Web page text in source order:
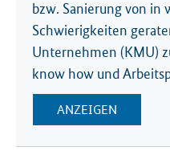
bzw. Sanierung von in
Schwierigkeiten
Unternehmen (KMU)
know how und
ANZEIGEN